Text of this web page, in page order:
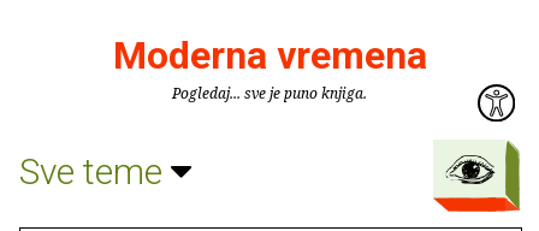
Moderna vremena
Pogledaj... sve je puno knjiga.
Sve teme